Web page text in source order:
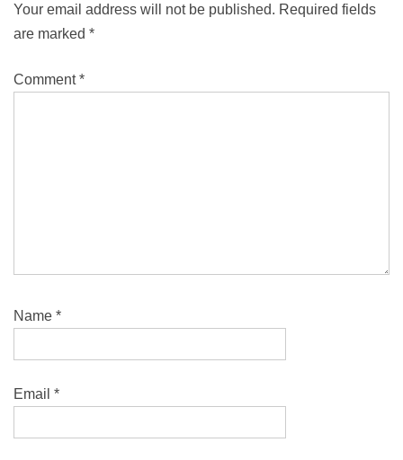
Your email address will not be published. Required fields
are marked *
Comment*
Name *
Email *